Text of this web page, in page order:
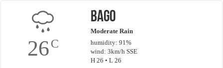
26C
Bago
Moderate Rain
humidity: 91%
wind: 3km/h SSE
H 26 • L 26